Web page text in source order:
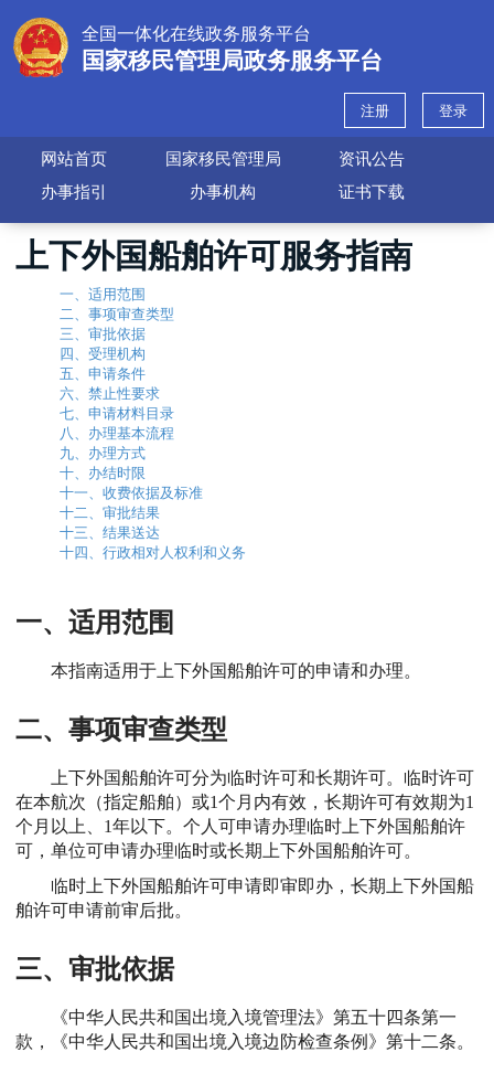
全国一体化在线政务服务平台
国家移民管理局政务服务平台
注册 登录
网站首页 国家移民管理局
资讯公告
办事指引
办事机构 证书下载
上下外国船舶许可服务指南
一、适用范围
二、事项审查类型
三、审批依据
四、受理机构
五、申请条件
六、禁止性要求
七、申请材料目录
八、办理基本流程
九、办理方式
十、办结时限
十一、收费依据及标准
十二、审批结果
十三、结果送达
十四、行政相对人权利和义务
一、适用范围
本指南适用于上下外国船舶许可的申请和办理。
二、事项审查类型
上下外国船舶许可分为临时许可和长期许可。临时许可
在本航次（指定船舶）或1个月内有效，长期许可有效期为1
个月以上、1年以下。个人可申请办理临时上下外国船舶许
可，单位可申请办理临时或长期上下外国船舶许可。
临时上下外国船舶许可申请即审即办，长期上下外国船
舶许可申请前审后批。
三、审批依据
《中华人民共和国出境入境管理法》第五十四条第一
款，《中华人民共和国出境入境边防检查条例》第十二条。